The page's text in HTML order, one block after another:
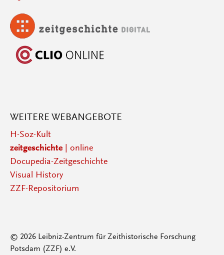
WEITERE WEBANGEBOTE
H-Soz-Kult
zeitgeschichte| online
Docupedia-Zeitgeschichte
Visual History
ZZF-Repositorium
© 2026 Leibniz-Zentrum für Zeithistorische Forschung
Potsdam (ZZF) e.V.